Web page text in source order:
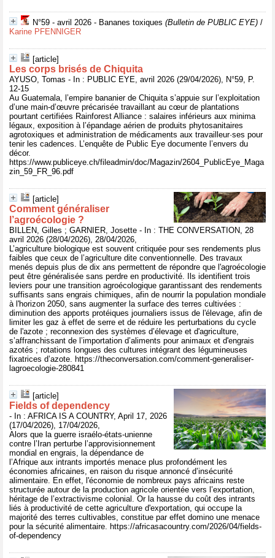
N°59 - avril 2026 - Bananes toxiques (Bulletin de PUBLIC EYE) /
Karine PFENNIGER
[article]
Les corps brisés de Chiquita
AYUSO, Tomas - In : PUBLIC EYE, avril 2026 (29/04/2026), N°59, P.
12-15
Au Guatemala, l’empire bananier de Chiquita s’appuie sur l’exploitation
d’une main-d’œuvre précarisée travaillant au cœur de plantations
pourtant certifiées Rainforest Alliance : salaires inférieurs aux minima
légaux, exposition à l’épandage aérien de produits phytosanitaires
agrotoxiques et administration de médicaments aux travailleur·ses pour
tenir les cadences. L’enquête de Public Eye documente l’envers du
décor.
https://www.publiceye.ch/fileadmin/doc/Magazin/2604_PublicEye_Maga
zin_59_FR_96.pdf
[article]
Comment généraliser
l’agroécologie ?
BILLEN, Gilles ; GARNIER, Josette - In : THE CONVERSATION, 28
avril 2026 (28/04/2026), 28/04/2026,
L’agriculture biologique est souvent critiquée pour ses rendements plus
faibles que ceux de l’agriculture dite conventionnelle. Des travaux
menés depuis plus de dix ans permettent de répondre que l'agroécologie
peut être généralisée sans perdre en productivité. Ils identifient trois
leviers pour une transition agroécologique garantissant des rendements
suffisants sans engrais chimiques, afin de nourrir la population mondiale
à l'horizon 2050, sans augmenter la surface des terres cultivées :
diminution des apports protéiques journaliers issus de l'élevage, afin de
limiter les gaz à effet de serre et de réduire les perturbations du cycle
de l'azote ; reconnexion des systèmes d’élevage et d'agriculture,
s’affranchissant de l’importation d’aliments pour animaux et d'engrais
azotés ; rotations longues des cultures intégrant des légumineuses
fixatrices d’azote. https://theconversation.com/comment-generaliser-
lagroecologie-280841
[article]
Fields of dependency
- In : AFRICA IS A COUNTRY, April 17, 2026
(17/04/2026), 17/04/2026,
Alors que la guerre israélo-états-unienne
contre l’Iran perturbe l’approvisionnement
mondial en engrais, la dépendance de
l’Afrique aux intrants importés menace plus profondément les
économies africaines, en raison du risque annoncé d’insécurité
alimentaire. En effet, l'économie de nombreux pays africains reste
structurée autour de la production agricole orientée vers l’exportation,
héritage de l’extractivisme colonial. Or la hausse du coût des intrants
liés à productivité de cette agriculture d'exportation, qui occupe la
majorité des terres cultivables, constitue par effet domino une menace
pour la sécurité alimentaire. https://africasacountry.com/2026/04/fields-
of-dependency